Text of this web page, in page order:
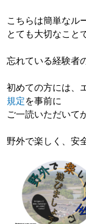
こちらは簡単なル
とても大切なこと
忘れている経験者
初めての方には、
規定を事前に
ご一読いただいて
野外で楽しく、安